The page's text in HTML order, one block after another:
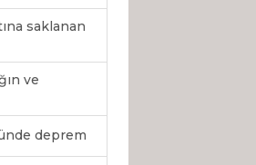
saklanan
ve
deprem